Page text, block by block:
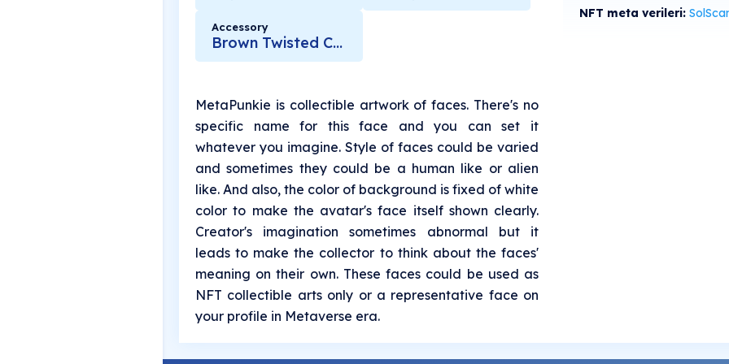
Accessory
Brown Twisted Crown
MetaPunkie is collectible artwork of faces. There's no
specific name for this face and you can set it
whatever you imagine. Style of faces could be varied
and sometimes they could be a human like or alien
like. And also, the color of background is fixed of white
color to make the avatar's face itself shown clearly.
Creator's imagination sometimes abnormal but it
leads to make the collector to think about the faces'
meaning on their own. These faces could be used as
NFT collectible arts only or a representative face on
your profile in Metaverse era.
NFT meta verileri: SolScan'de